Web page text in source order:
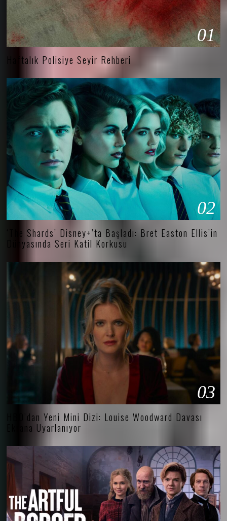
01
Haftalık Polisiye Seyir Rehberi
02
‘The Shards’ Disney+’ta Başladı: Bret Easton Ellis’in
Dünyasında Seri Katil Korkusu
03
HBO’dan Yeni Mini Dizi: Louise Woodward Davası
Ekrana Uyarlanıyor